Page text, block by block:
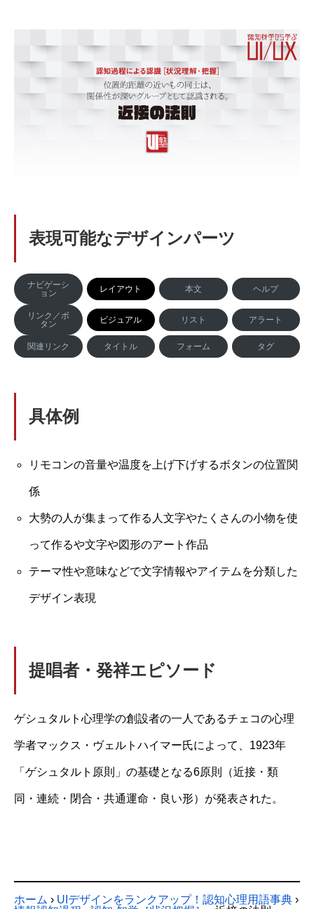
表現可能なデザインパーツ
ナビゲーシ
ョン
レイアウト 本文 ヘルプ
リンク／ボ
タン
ビジュアル リスト アラート
関連リンク タイトル フォーム タグ
具体例
リモコンの音量や温度を上げ下げするボタンの位置関
係
大勢の人が集まって作る人文字やたくさんの小物を使
って作るや文字や図形のアート作品
テーマ性や意味などで文字情報やアイテムを分類した
デザイン表現
提唱者・発祥エピソード
ゲシュタルト心理学の創設者の一人であるチェコの心理
学者マックス・ヴェルトハイマー氏によって、1923年
「ゲシュタルト原則」の基礎となる6原則（近接・類
同・連続・閉合・共通運命・良い形）が発表された。
ホーム › UIデザインをランクアップ！認知心理用語事典 ›